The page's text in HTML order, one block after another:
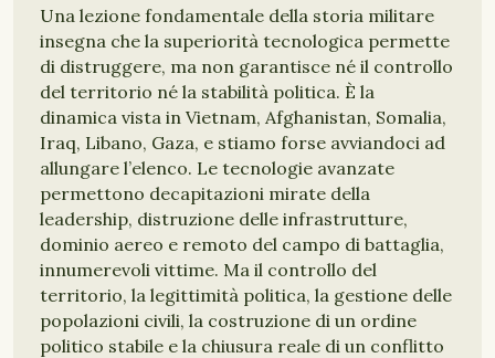
Una lezione fondamentale della storia militare
insegna che la superiorità tecnologica permette
di distruggere, ma non garantisce né il controllo
del territorio né la stabilità politica. È la
dinamica vista in Vietnam, Afghanistan, Somalia,
Iraq, Libano, Gaza, e stiamo forse avviandoci ad
allungare l’elenco. Le tecnologie avanzate
permettono decapitazioni mirate della
leadership, distruzione delle infrastrutture,
dominio aereo e remoto del campo di battaglia,
innumerevoli vittime. Ma il controllo del
territorio, la legittimità politica, la gestione delle
popolazioni civili, la costruzione di un ordine
politico stabile e la chiusura reale di un conflitto